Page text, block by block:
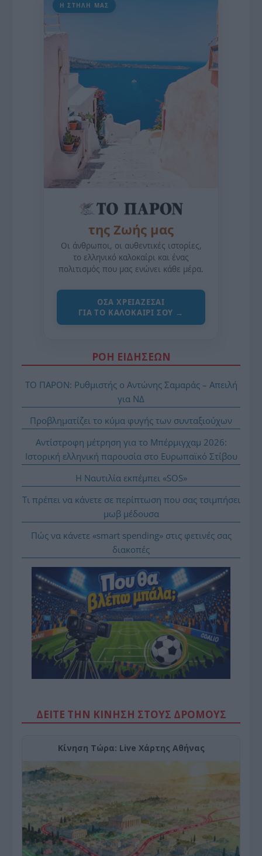
Η ΣΤΗΛΗ ΜΑΣ
της Ζωής μας
Οι άνθρωποι, οι αυθεντικές ιστορίες,
το ελληνικό καλοκαίρι και ένας
πολιτισμός που μας ενώνει κάθε μέρα.
ΌΣΑ ΧΡΕΙΆΖΕΣΑΙ
ΓΙΑ ΤΟ ΚΑΛΟΚΑΊΡΙ ΣΟΥ →
ΡΟΗ ΕΙΔΗΣΕΩΝ
ΤΟ ΠΑΡΟΝ: Ρυθμιστής ο Αντώνης Σαμαράς – Απειλή
για ΝΔ
Προβληματίζει το κύμα φυγής των συνταξιούχων
Αντίστροφη μέτρηση για το Μπέρμιγχαμ 2026:
Ιστορική ελληνική παρουσία στο Ευρωπαϊκό Στίβου
Η Ναυτιλία εκπέμπει «SOS»
Τι πρέπει να κάνετε σε περίπτωση που σας τσιμπήσει
μωβ μέδουσα
Πώς να κάνετε «smart spending» στις φετινές σας
διακοπές
ΔΕΙΤΕ ΤΗΝ ΚΙΝΗΣΗ ΣΤΟΥΣ ΔΡΌΜΟΥΣ
Κίνηση Τώρα: Live Χάρτης Αθήνας